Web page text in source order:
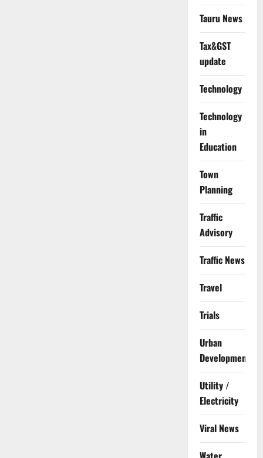
Tauru News
Tax&GST
update
Technology
Technology
in
Education
Town
Planning
Traffic
Advisory
Traffic News
Travel
Trials
Urban
Development
Utility /
Electricity
Viral News